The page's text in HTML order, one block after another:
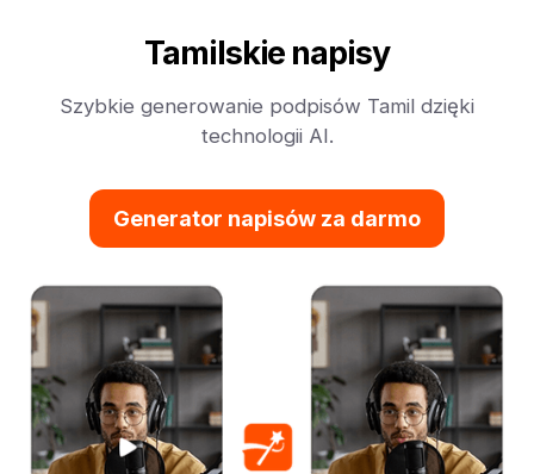
Tamilskie napisy
Szybkie generowanie podpisów Tamil dzięki
technologii AI.
Generator napisów za darmo